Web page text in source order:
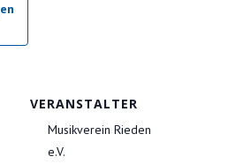
VERANSTALTER
Musikverein Rieden
e.V.